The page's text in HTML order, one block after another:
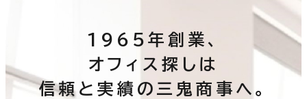
1965年創業、
オフィス探しは
信頼と実績の三鬼商事へ。